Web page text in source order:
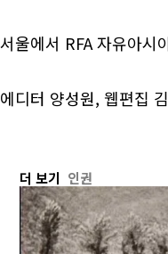
서울에서 RFA 자유아시
에디터 양성원, 웹편집
더 보기 인권